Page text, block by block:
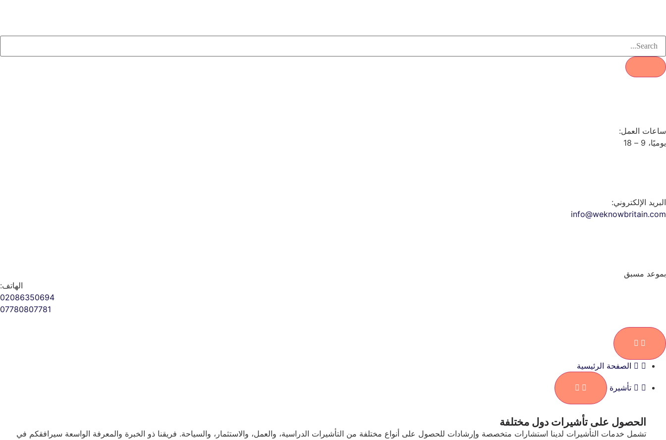
ساعات العمل:
يوميًا، 9 – 18
البريد الإلكتروني:
info@weknowbritain.com
بموعد مسبق
الهاتف:
02086350694
07780807781
الصفحة الرئيسية
تأشيرة
الحصول على تأشيرات دول مختلفة
تشمل خدمات التأشيرات لدينا استشارات متخصصة وإرشادات للحصول على أنواع مختلفة من التأشيرات الدراسية، والعمل، والاستثمار، والسياحة. فريقنا ذو الخبرة والمعرفة الواسعة سيرافقكم في